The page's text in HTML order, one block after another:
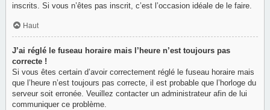
inscrits. Si vous n’êtes pas inscrit, c’est l’occasion idéale de le faire.
Haut
J’ai réglé le fuseau horaire mais l’heure n’est toujours pas
correcte !
Si vous êtes certain d’avoir correctement réglé le fuseau horaire mais
que l’heure n’est toujours pas correcte, il est probable que l’horloge du
serveur soit erronée. Veuillez contacter un administrateur afin de lui
communiquer ce problème.